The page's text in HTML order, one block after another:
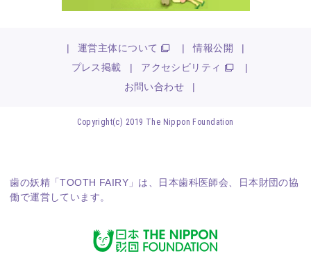
| 運営主体について | 情報公開
|
プレス掲載
| アクセシビリティ
|
お問い合わせ
|
Copyright(c) 2019 The Nippon Foundation
歯の妖精「TOOTH FAIRY」は、 日本歯科医師会 日本財団の協
働で運営しています。